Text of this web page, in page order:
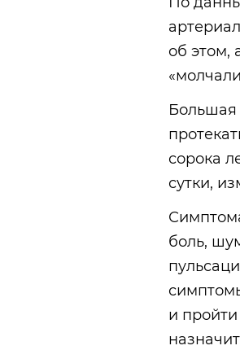
об этом,
Большая
сорока
сутки,
боль,
и